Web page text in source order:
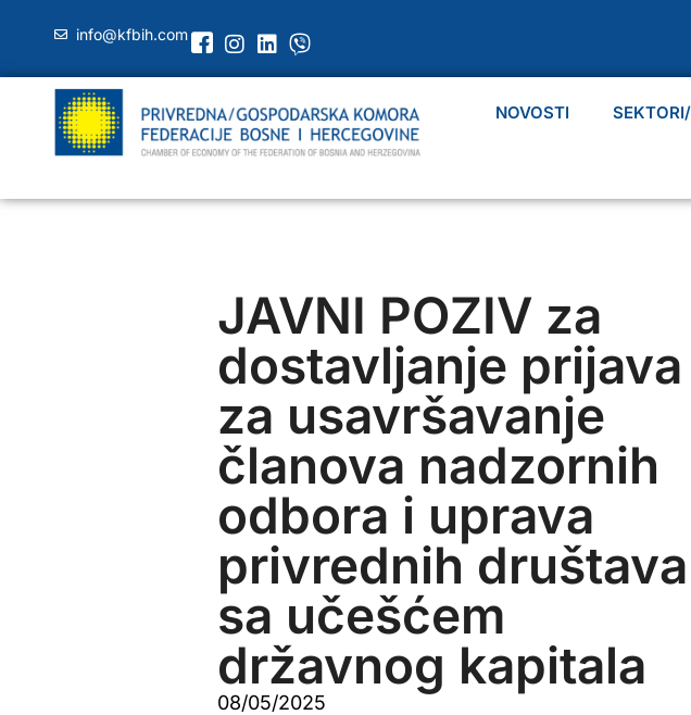
info@kfbih.com
NOVOSTI
JAVNI POZIV za
dostavljanje prijava
za usavršavanje
članova nadzornih
odbora i uprava
privrednih društava
sa učešćem
državnog kapitala
08/05/2025